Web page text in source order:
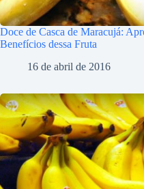
Doce de Casca de Maracujá:
Benefícios dessa Fruta
16 de abril de 2016